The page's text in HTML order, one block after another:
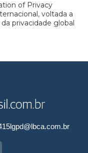
of Privacy
voltada a
privacidade global
lgpd@lbca.com.br